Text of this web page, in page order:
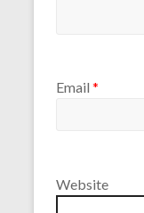
Email *
Website